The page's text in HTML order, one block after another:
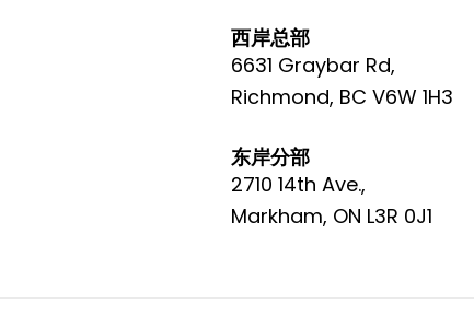
西岸总部
6631 Graybar Rd,
Richmond, BC V6W 1H3
东岸分部
2710 14th Ave.,
Markham, ON L3R 0J1